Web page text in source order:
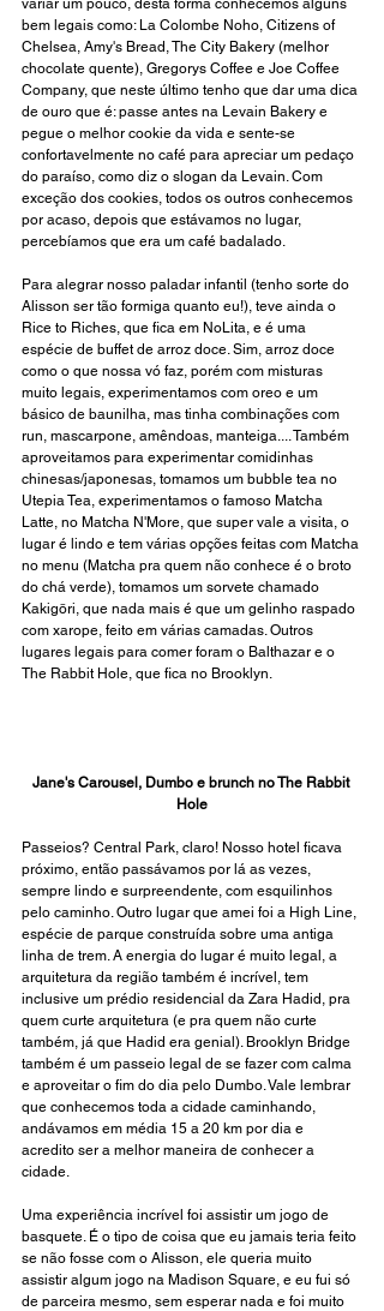
variar um pouco, desta forma conhecemos alguns
bem legais como: La Colombe Noho, Citizens of
Chelsea, Amy's Bread, The City Bakery (melhor
chocolate quente), Gregorys Coffee e Joe Coffee
Company, que neste último tenho que dar uma dica
de ouro que é: passe antes na Levain Bakery e
pegue o melhor cookie da vida e sente-se
confortavelmente no café para apreciar um pedaço
do paraíso, como diz o slogan da Levain. Com
exceção dos cookies, todos os outros conhecemos
por acaso, depois que estávamos no lugar,
percebíamos que era um café badalado.
Para alegrar nosso paladar infantil (tenho sorte do
Alisson ser tão formiga quanto eu!), teve ainda o
Rice to Riches, que fica em NoLita, e é uma
espécie de buffet de arroz doce. Sim, arroz doce
como o que nossa vó faz, porém com misturas
muito legais, experimentamos com oreo e um
básico de baunilha, mas tinha combinações com
run, mascarpone, amêndoas, manteiga.... Também
aproveitamos para experimentar comidinhas
chinesas/japonesas, tomamos um bubble tea no
Utepia Tea, experimentamos o famoso Matcha
Latte, no Matcha N'More, que super vale a visita, o
lugar é lindo e tem várias opções feitas com Matcha
no menu (Matcha pra quem não conhece é o broto
do chá verde), tomamos um sorvete chamado
Kakigōri, que nada mais é que um gelinho raspado
com xarope, feito em várias camadas. Outros
lugares legais para comer foram o Balthazar e o
The Rabbit Hole, que fica no Brooklyn.
Jane's Carousel, Dumbo e brunch no The Rabbit
Hole
Passeios? Central Park, claro! Nosso hotel ficava
próximo, então passávamos por lá as vezes,
sempre lindo e surpreendente, com esquilinhos
pelo caminho. Outro lugar que amei foi a High Line,
espécie de parque construída sobre uma antiga
linha de trem. A energia do lugar é muito legal, a
arquitetura da região também é incrível, tem
inclusive um prédio residencial da Zara Hadid, pra
quem curte arquitetura (e pra quem não curte
também, já que Hadid era genial). Brooklyn Bridge
também é um passeio legal de se fazer com calma
e aproveitar o fim do dia pelo Dumbo. Vale lembrar
que conhecemos toda a cidade caminhando,
andávamos em média 15 a 20 km por dia e
acredito ser a melhor maneira de conhecer a
cidade.
Uma experiência incrível foi assistir um jogo de
basquete. É o tipo de coisa que eu jamais teria feito
se não fosse com o Alisson, ele queria muito
assistir algum jogo na Madison Square, e eu fui só
de parceira mesmo, sem esperar nada e foi muito